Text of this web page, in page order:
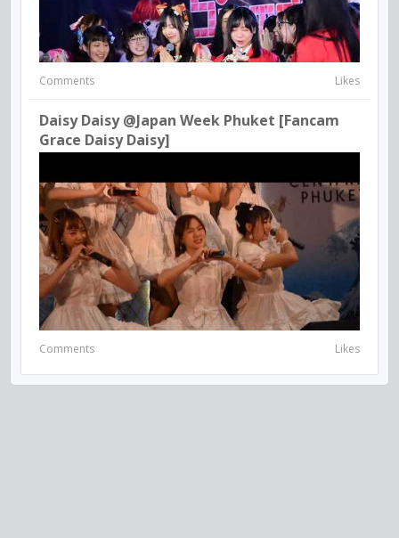
Comments Likes
Daisy Daisy @japan Week Phuket [Fancam
Grace Daisy Daisy]
Comments Likes